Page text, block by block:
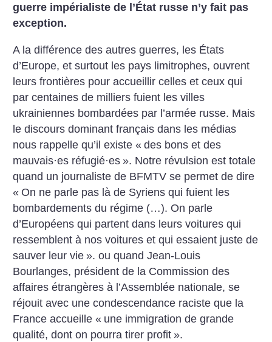
guerre impérialiste de l’État russe n’y fait pas
exception.
A la différence des autres guerres, les États
d’Europe, et surtout les pays limitrophes, ouvrent
leurs frontières pour accueillir celles et ceux qui
par centaines de milliers fuient les villes
ukrainiennes bombardées par l’armée russe. Mais
le discours dominant français dans les médias
nous rappelle qu’il existe « des bons et des
mauvais·es réfugié·es ». Notre révulsion est totale
quand un journaliste de BFMTV se permet de dire
« On ne parle pas là de Syriens qui fuient les
bombardements du régime (…). On parle
d’Européens qui partent dans leurs voitures qui
ressemblent à nos voitures et qui essaient juste de
sauver leur vie ». ou quand Jean-Louis
Bourlanges, président de la Commission des
affaires étrangères à l’Assemblée nationale, se
réjouit avec une condescendance raciste que la
France accueille « une immigration de grande
qualité, dont on pourra tirer profit ».